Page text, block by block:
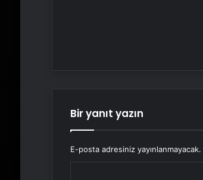
Bir yanıt yazın
E-posta adresiniz yayınlanmayacak.